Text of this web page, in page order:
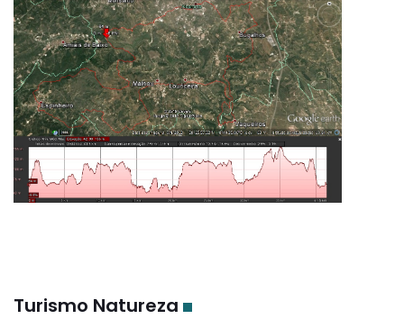
Turismo Natureza